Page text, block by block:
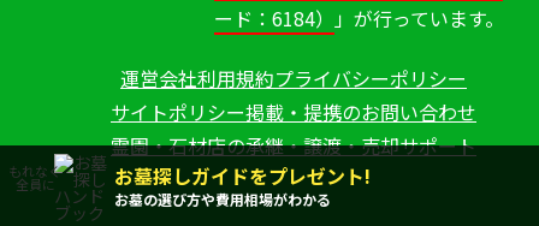
もれなく
全員に お墓探しガイドをプレゼント!
お墓の選び方や費用相場がわかる
ード：6184） 」が行っています。
運営会社利用規約プライバシーポリシー
サイトポリシー掲載・提携のお問い合わせ
霊園・石材店の承継・譲渡・売却サポート